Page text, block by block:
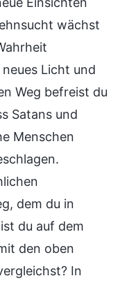
wächst
Licht und
Weg befreist du
Satans und
Menschen
dem du in
du auf dem
den oben
In